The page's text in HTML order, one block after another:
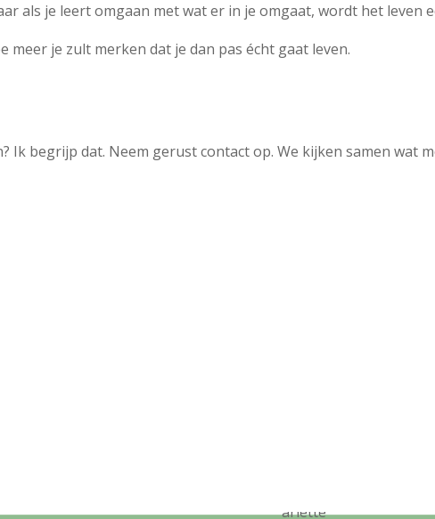
als je leert omgaan met wat er in je omgaat, wordt het leven
meer je zult merken dat je dan pas écht gaat leven.
Ik begrijp dat. Neem gerust contact op. We kijken samen wat